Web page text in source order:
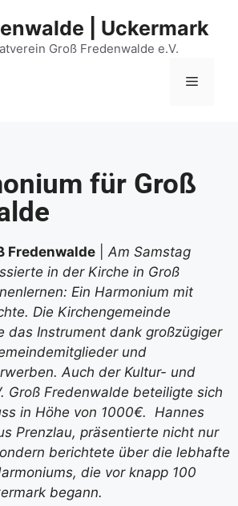
| Uckermark
Groß Fredenwalde e.V.
für Groß
Fredenwalde
Am Samstag
in der Kirche in Groß
Ein Harmonium mit
Die Kirchengemeinde
das Instrument dank großzügiger
und
Auch der Kultur- und
Groß Fredenwalde beteiligte sich
in Höhe von 1000€. Hannes
Prenzlau, präsentierte nicht nur
berichtete über die lebhafte
die vor knapp 100
begann.